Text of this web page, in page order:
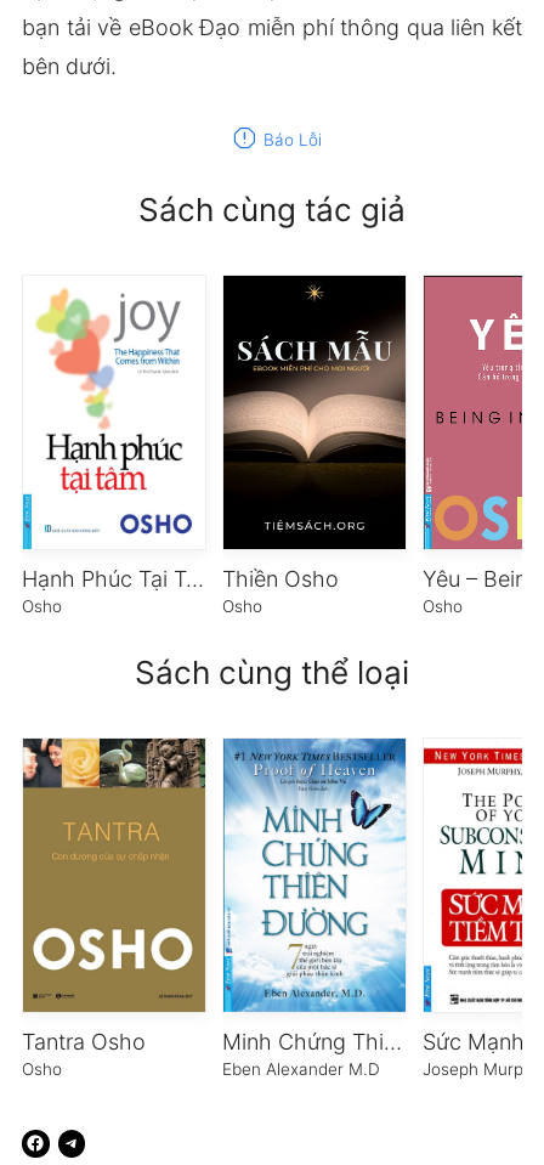
bạn tải về eBook Đạo miễn phí thông qua liên kết
bên dưới.
report Báo Lỗi
Sách cùng tác giả
Hạnh Phúc Tại Tâm
Osho
Thiền Osho
Osho Osho
Sách cùng thể loại
Tantra Osho
Osho
Minh Chứng Thiên Đường
Eben Alexander M.D Joseph Murphy